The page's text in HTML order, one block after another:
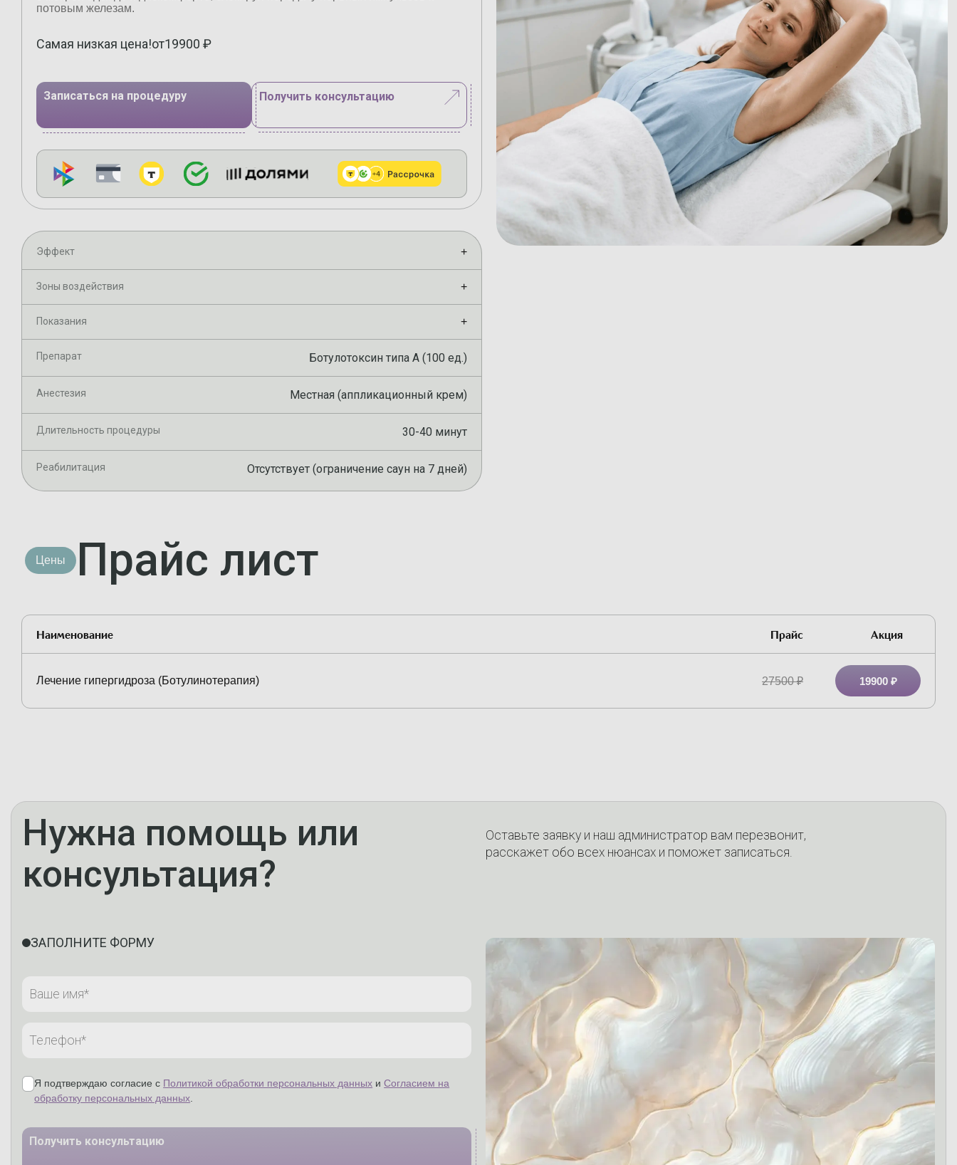
потовым железам.
Самая низкая цена!от19900 ₽
Записаться на процедуру Получить консультацию
Эффект +
Зоны воздействия +
Показания +
Препарат Ботулотоксин типа А (100 ед.)
Анестезия Местная (аппликационный крем)
Длительность процедуры 30-40 минут
Реабилитация Отсутствует (ограничение саун на 7 дней)
Цены Прайс лист
Наименование Прайс Акция
Лечение гипергидроза (Ботулинотерапия) 27500₽ 19900 ₽
Нужна помощь или
консультация?
Оставьте заявку и наш администратор вам перезвонит,
расскажет обо всех нюансах и поможет записаться.
ЗАПОЛНИТЕ ФОРМУ
Я подтверждаю согласие с Политикой обработки персональных данных и Согласием на
обработку персональных данных
Получить консультацию